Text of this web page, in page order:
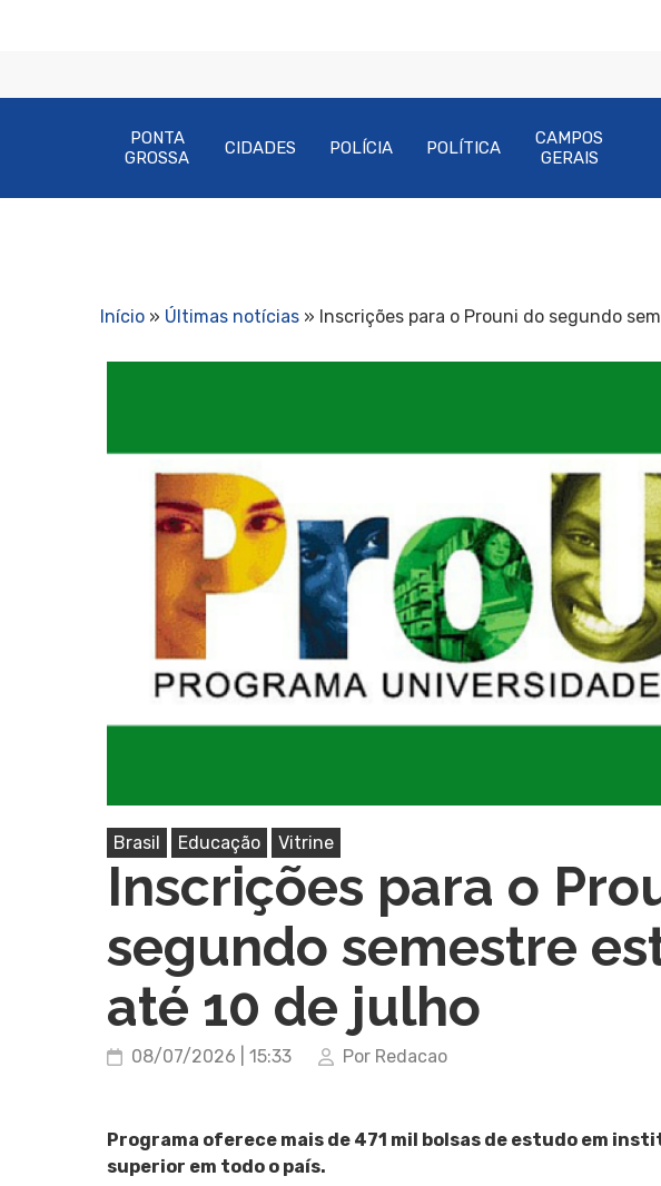
PONTA
GROSSA
CIDADES POLÍCIA POLÍTICA
CAMPOS
GERAIS
Início » Últimas notícias » Inscrições para o Prouni do segundo
Brasil Educação Vitrine
Inscrições para o
segundo semestre
até 10 de julho
08/07/2026 | 15:33 Por Redacao
Programa oferece mais de 471 mil bolsas de estudo em
superior em todo o país.